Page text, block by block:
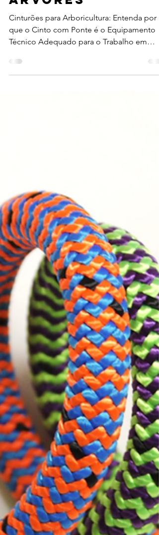
Trabalho em
Árvores
Cinturões para Arboricultura: Entenda por
Técnico Adequado para o Trabalho em
Árvores